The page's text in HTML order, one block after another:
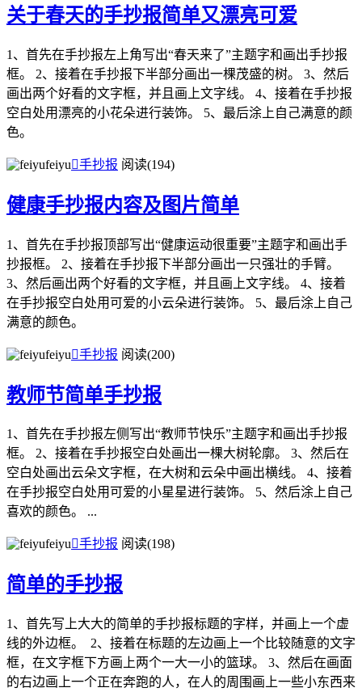
关于春天的手抄报简单又漂亮可爱
1、首先在手抄报左上角写出“春天来了”主题字和画出手抄报
框。 2、接着在手抄报下半部分画出一棵茂盛的树。 3、然后
画出两个好看的文字框，并且画上文字线。 4、接着在手抄报
空白处用漂亮的小花朵进行装饰。 5、最后涂上自己满意的颜
色。
feiyu手抄报 阅读(194)
健康手抄报内容及图片简单
1、首先在手抄报顶部写出“健康运动很重要”主题字和画出手
抄报框。 2、接着在手抄报下半部分画出一只强壮的手臂。
3、然后画出两个好看的文字框，并且画上文字线。 4、接着
在手抄报空白处用可爱的小云朵进行装饰。 5、最后涂上自己
满意的颜色。
feiyu手抄报 阅读(200)
教师节简单手抄报
1、首先在手抄报左侧写出“教师节快乐”主题字和画出手抄报
框。 2、接着在手抄报空白处画出一棵大树轮廓。 3、然后在
空白处画出云朵文字框，在大树和云朵中画出横线。 4、接着
在手抄报空白处用可爱的小星星进行装饰。 5、然后涂上自己
喜欢的颜色。 ...
feiyu手抄报 阅读(198)
简单的手抄报
1、首先写上大大的简单的手抄报标题的字样，并画上一个虚
线的外边框。 2、接着在标题的左边画上一个比较随意的文字
框，在文字框下方画上两个一大一小的篮球。 3、然后在画面
的右边画上一个正在奔跑的人，在人的周围画上一些小东西来